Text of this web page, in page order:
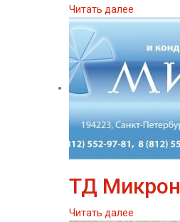
Читать далее
ТД Микрон
Читать далее